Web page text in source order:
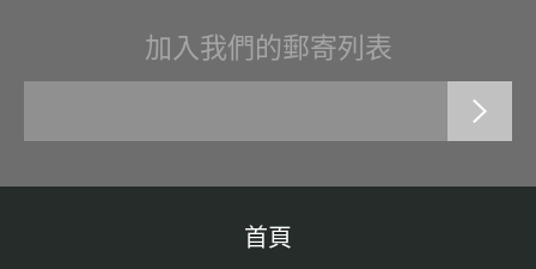
加入我們的郵寄列表
首頁